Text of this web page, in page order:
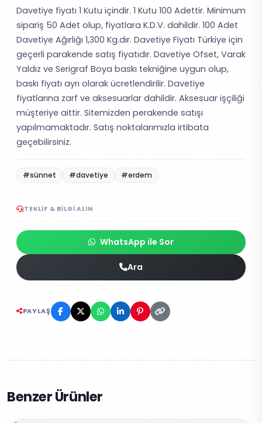
Davetiye fiyatı 1 Kutu içindir. 1 Kutu 100 Adettir. Minimum
sipariş 50 Adet olup, fiyatlara K.D.V. dahildir. 100 Adet
Davetiye Ağırlığı 1,300 Kg.dır. Davetiye Fiyatı Türkiye için
geçerli parakende satış fiyatıdır. Davetiye Ofset, Varak
Yaldız ve Serigraf Boya baskı tekniğine uygun olup,
baskı fiyatı ayrı olarak ücretlendirilir. Davetiye
fiyatlarına zarf ve aksesuarlar dahildir. Aksesuar işçiliği
müşteriye aittir. Sitemizden perakende satışı
yapılmamaktadır. Satış noktalarımızla irtibata
geçebilirsiniz.
#sünnet #davetiye #erdem
TEKLIF & BILGI ALIN
WhatsApp ile Sor
Ara
PAYLAŞ
Benzer Ürünler